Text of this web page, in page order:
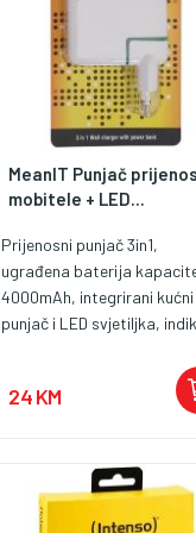
MeanIT Punjač
mobitele + LED...
Prijenosni punjač 3in1,
ugrađena baterija
4000mAh, integrirani kućni
punjač i LED svjetiljka,
istovremeno punjenje i
bank-a i mobilnog uređaja,
izlazni napon DC 5V / 1.5A
24 KM